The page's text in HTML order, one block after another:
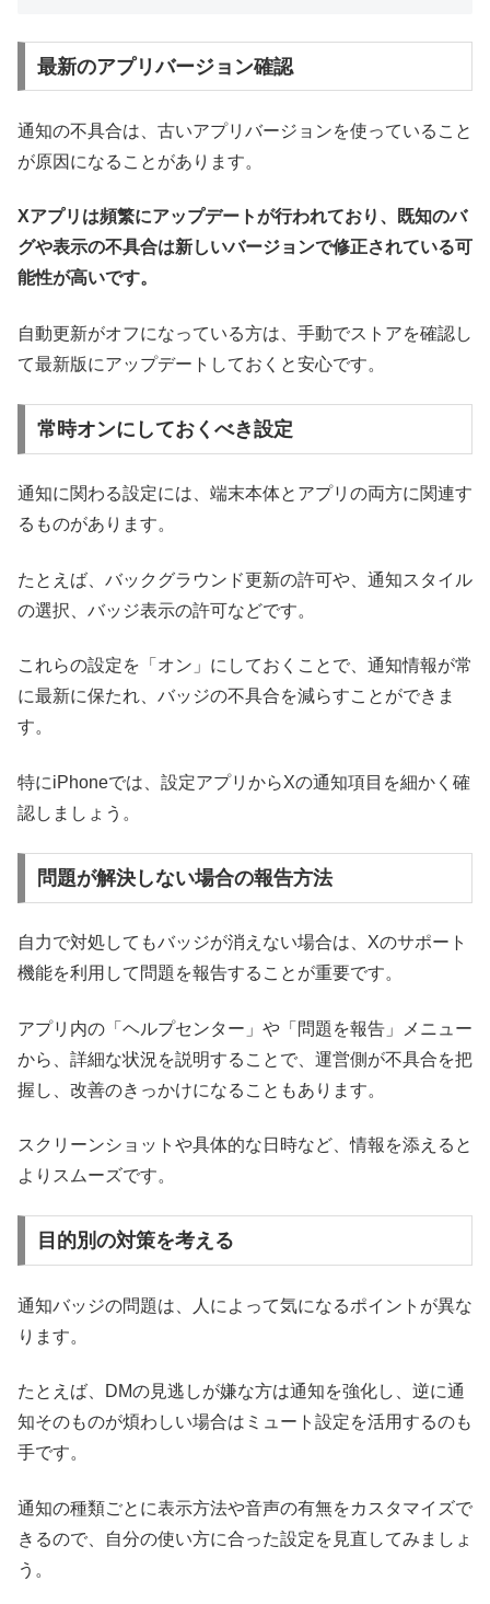
最新のアプリバージョン確認
通知の不具合は、古いアプリバージョンを使っていること
が原因になることがあります。
Xアプリは頻繁にアップデートが行われており、既知のバ
グや表示の不具合は新しいバージョンで修正されている可
能性が高いです。
自動更新がオフになっている方は、手動でストアを確認し
て最新版にアップデートしておくと安心です。
常時オンにしておくべき設定
通知に関わる設定には、端末本体とアプリの両方に関連す
るものがあります。
たとえば、バックグラウンド更新の許可や、通知スタイル
の選択、バッジ表示の許可などです。
これらの設定を「オン」にしておくことで、通知情報が常
に最新に保たれ、バッジの不具合を減らすことができま
す。
特にiPhoneでは、設定アプリからXの通知項目を細かく確
認しましょう。
問題が解決しない場合の報告方法
自力で対処してもバッジが消えない場合は、Xのサポート
機能を利用して問題を報告することが重要です。
アプリ内の「ヘルプセンター」や「問題を報告」メニュー
から、詳細な状況を説明することで、運営側が不具合を把
握し、改善のきっかけになることもあります。
スクリーンショットや具体的な日時など、情報を添えると
よりスムーズです。
目的別の対策を考える
通知バッジの問題は、人によって気になるポイントが異な
ります。
たとえば、DMの見逃しが嫌な方は通知を強化し、逆に通
知そのものが煩わしい場合はミュート設定を活用するのも
手です。
通知の種類ごとに表示方法や音声の有無をカスタマイズで
きるので、自分の使い方に合った設定を見直してみましょ
う。